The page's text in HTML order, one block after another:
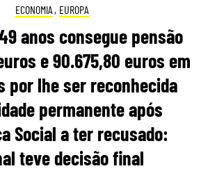
ECONOMIA , EUROPA
anos consegue pensão
e 90.675,80 euros em
por lhe ser reconhecida
permanente após
Social a ter recusado:
teve decisão final